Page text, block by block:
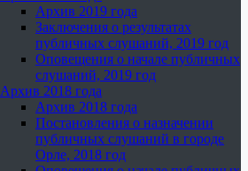
Архив 2019 года
Заключения о результатах
публичных слушаний, 2019 год
Оповещения о начале публичных
слушаний, 2019 год
Архив 2018 года
Архив 2018 года
Постановления о назначении
публичных слушаний в городе
Орле, 2018 год